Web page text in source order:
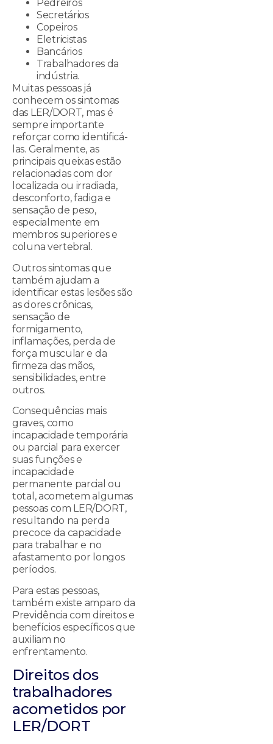
Pedreiros
Secretários
Copeiros
Eletricistas
Bancários
Trabalhadores da
indústria.
Muitas pessoas já
conhecem os sintomas
das LER/DORT, mas é
sempre importante
reforçar como identificá-
las. Geralmente, as
principais queixas estão
relacionadas com dor
localizada ou irradiada,
desconforto, fadiga e
sensação de peso,
especialmente em
membros superiores e
coluna vertebral.
Outros sintomas que
também ajudam a
identificar estas lesões são
as dores crônicas,
sensação de
formigamento,
inflamações, perda de
força muscular e da
firmeza das mãos,
sensibilidades, entre
outros.
Consequências mais
graves, como
incapacidade temporária
ou parcial para exercer
suas funções e
incapacidade
permanente parcial ou
total, acometem algumas
pessoas com LER/DORT,
resultando na perda
precoce da capacidade
para trabalhar e no
afastamento por longos
períodos.
Para estas pessoas,
também existe amparo da
Previdência com direitos e
benefícios específicos que
auxiliam no
enfrentamento.
Direitos dos
trabalhadores
acometidos por
LER/DORT